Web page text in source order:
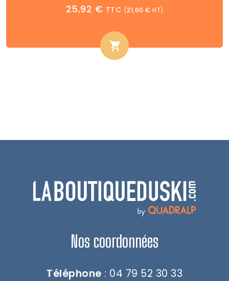
25,92 € TTC (21,60 € HT)
Nos coordonnées
Téléphone : 04 79 52 30 33